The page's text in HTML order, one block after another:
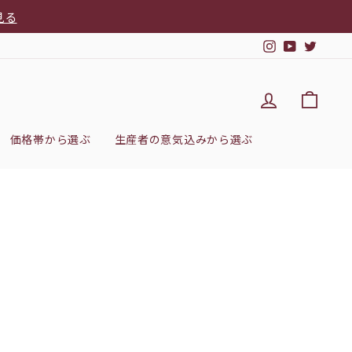
る
Instagram
YouTube
DEL'IMMO
価格帯から選ぶ 生産者の意気込みから選ぶ